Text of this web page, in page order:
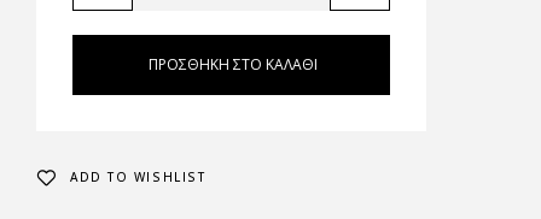
ΠΡΟΣΘΉΚΗ ΣΤΟ ΚΑΛΆΘΙ
ADD TO WISHLIST